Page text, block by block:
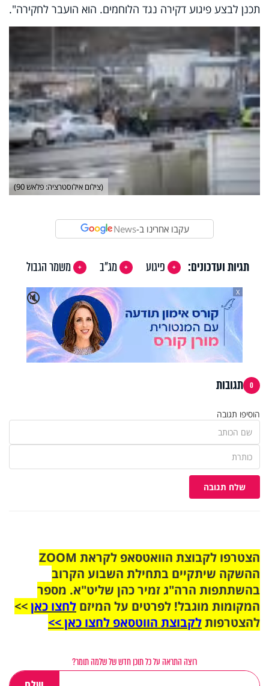
תכנן לבצע פיגוע דקירה נגד הלוחמים. הוא הועבר לחקירה".
(צילום אילוסטרציה: פלאש 90)
עקבו אחרינו ב-News
תגיות ועדכונים: פיגוע מג"ב
משמר הגבול
🔇
X
0 תגובות
הוסיפו תגובה
שלח תגובה
הצטרפו לקבוצת הוואטסאפ לקראת ZOOM
ההשקה שיתקיים בתחילת השבוע הקרוב
בהשתתפות הרה"ג זמיר כהן שליט"א. מספר
המקומות מוגבל! לפרטים על המיזם לחצו כאן>>
להצטרפותלקבוצת הווטסאפ לחצו כאן >>
רוצה התראה על כל תוכן חדש של שלמה תומר?